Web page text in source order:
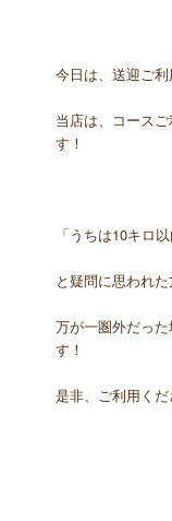
今日は、送迎ご
当店は、コース
す！
「うちは10キロ以
と疑問に思われ
万が一圏外だっ
す！
是非、ご利用く